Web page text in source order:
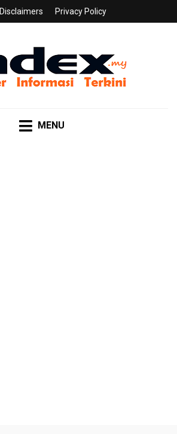
Disclaimers Privacy Policy
MENU